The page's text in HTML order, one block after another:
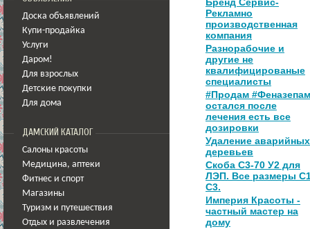
Доска объявлений
Купи-продайка
Услуги
Даром!
Для взрослых
Детские покупки
Для дома
ДАМСКИЙ КАТАЛОГ
Салоны красоты
Медицина, аптеки
Фитнес и спорт
Магазины
Туризм и путешествия
Отдых и развлечения
Бренд Сервис-
Рекламно
производственная
компания
Разнорабочие и
другие не
квалифицированые
специалисты
#Продам #Феназепам
остался после
лечения есть все
дозировки
Удаление аварийных
деревьев
Скоба С3-70 У2 для
ЛЭП. Все размеры
С3.
Империя Красоты -
частный мастер на
дому